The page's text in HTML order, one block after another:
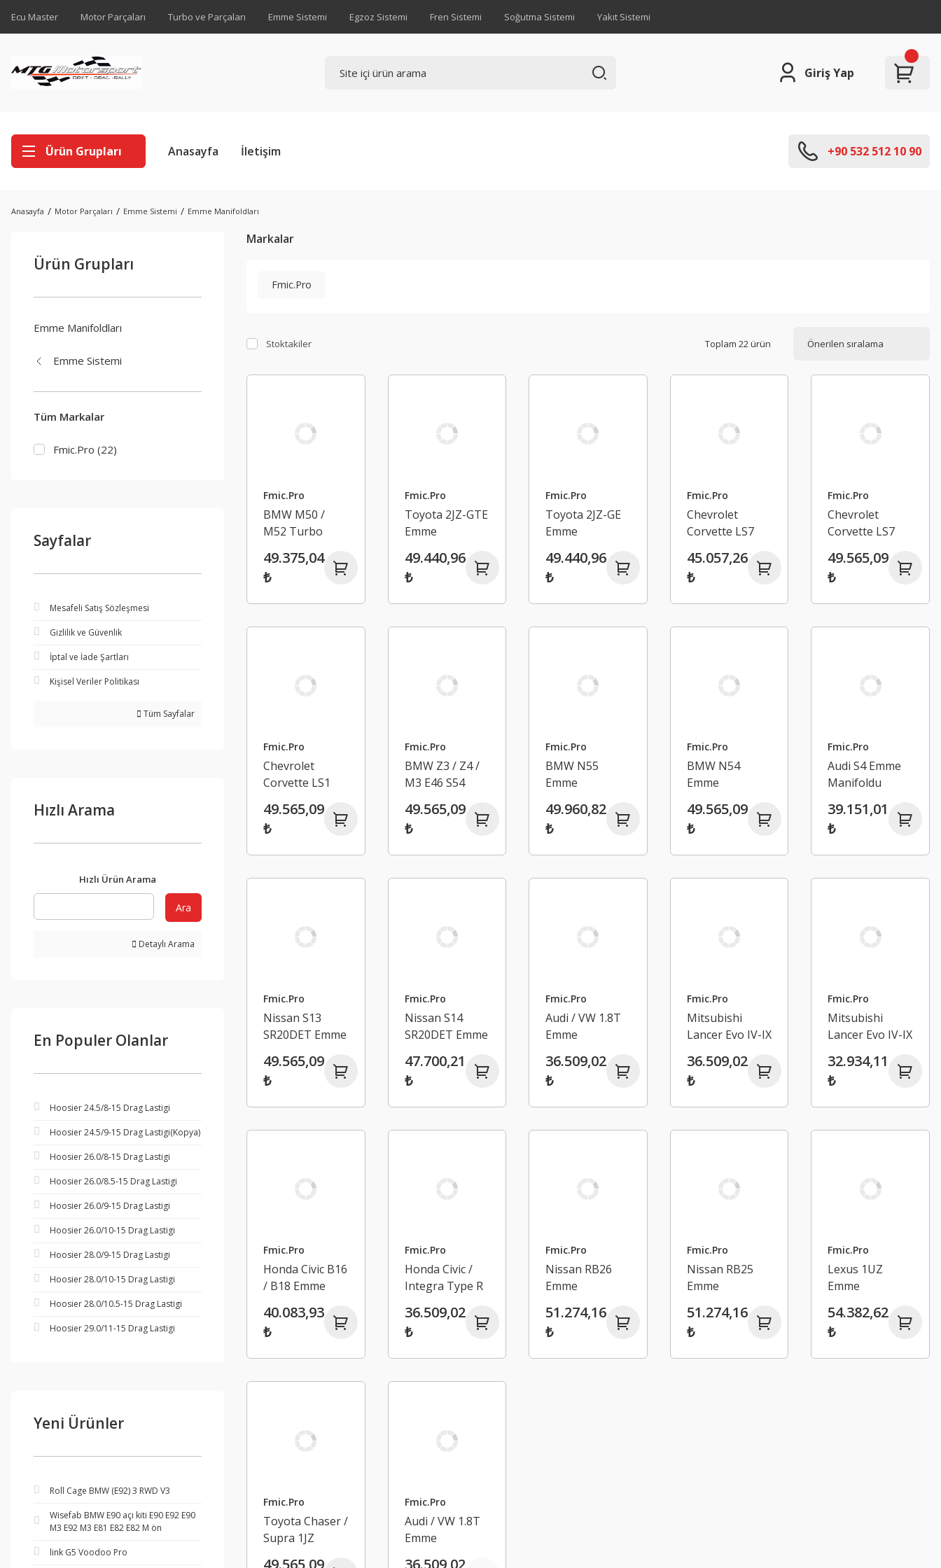
Ecu Master Motor Parçaları Turbo ve Parçaları Emme Sistemi Egzoz Sistemi Fren Sistemi Soğutma Sistemi Yakıt Sistemi
Giriş Yap
Ürün Grupları Anasayfa İletişim +90 532 512 10 90
Anasayfa Motor Parçaları Emme Sistemi Emme Manifoldları
Ürün Grupları
Emme Manifoldları
Emme Sistemi
Tüm Markalar
Fmic.Pro (22)
Sayfalar
Mesafeli Satış Sözleşmesi
Gizlilik ve Güvenlik
İptal ve İade Şartları
Kişisel Veriler Politikası
Tüm Sayfalar
Hızlı Arama
Hızlı Ürün Arama
Ara
Detaylı Arama
En Populer Olanlar
Hoosier 24.5/8-15 Drag Lastigi
Hoosier 24.5/9-15 Drag Lastigi(Kopya)
Hoosier 26.0/8-15 Drag Lastigi
Hoosier 26.0/8.5-15 Drag Lastigi
Hoosier 26.0/9-15 Drag Lastigi
Hoosier 26.0/10-15 Drag Lastigi
Hoosier 28.0/9-15 Drag Lastigi
Hoosier 28.0/10-15 Drag Lastigi
Hoosier 28.0/10.5-15 Drag Lastigi
Hoosier 29.0/11-15 Drag Lastigi
Yeni Ürünler
Roll Cage BMW (E92) 3 RWD V3
Wisefab BMW E90 açı kiti E90 E92 E90
M3 E92 M3 E81 E82 E82 M ön
link G5 Voodoo Pro
Markalar
Fmic.Pro
Stoktakiler Toplam 22 ürün
Fmic.Pro
BMW M50 /
M52 Turbo
Manifoldu
49.375,04
₺
Fmic.Pro
Toyota 2JZ-GTE
Emme
49.440,96
₺
Fmic.Pro
Toyota 2JZ-GE
Emme
49.440,96
₺
Fmic.Pro
Chevrolet
Corvette LS7
Manifoldu
45.057,26
₺
Fmic.Pro
Chevrolet
Corvette LS7
Manifoldu
49.565,09
₺
Fmic.Pro
Chevrolet
Corvette LS1
Manifoldu
49.565,09
₺
Fmic.Pro
BMW Z3 / Z4 /
M3 E46 S54
Manifoldu
49.565,09
₺
Fmic.Pro
BMW N55
Emme
49.960,82
₺
Fmic.Pro
BMW N54
Emme
49.565,09
₺
Fmic.Pro
Audi S4 Emme
Manifoldu
39.151,01
₺
Fmic.Pro
Nissan S13
SR20DET Emme
49.565,09
₺
Fmic.Pro
Nissan S14
SR20DET Emme
47.700,21
₺
Fmic.Pro
Audi / VW 1.8T
Emme
36.509,02
₺
Fmic.Pro
Mitsubishi
Lancer Evo IV-IX
Manifoldu
36.509,02
₺
Fmic.Pro
Mitsubishi
Lancer Evo IV-IX
Manifoldu
32.934,11
₺
Fmic.Pro
Honda Civic B16
/ B18 Emme
40.083,93
₺
Fmic.Pro
Honda Civic /
Integra Type R
Manifoldu
36.509,02
₺
Fmic.Pro
Nissan RB26
Emme
51.274,16
₺
Fmic.Pro
Nissan RB25
Emme
51.274,16
₺
Fmic.Pro
Lexus 1UZ
Emme
54.382,62
₺
Fmic.Pro
Toyota Chaser /
Supra 1JZ
49.565,09
Fmic.Pro
Audi / VW 1.8T
Emme
36.509,02